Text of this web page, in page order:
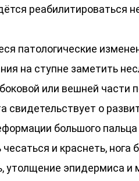
реабилитироваться
патологические
на ступне заметить
или вешней части
свидетельствует о
большого
и краснеть, нога
утолщение эпидермиса